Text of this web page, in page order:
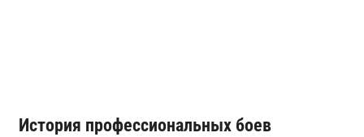
История профессиональных боев